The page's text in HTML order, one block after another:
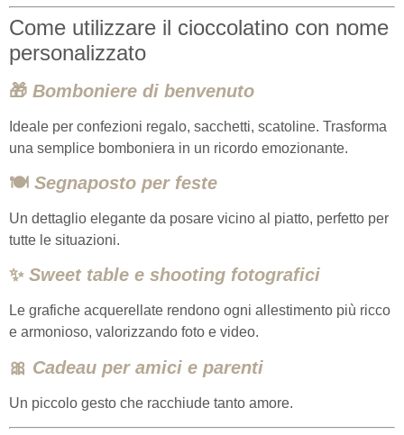
Come utilizzare il cioccolatino con nome
personalizzato
🎁 Bomboniere di benvenuto
Ideale per confezioni regalo, sacchetti, scatoline. Trasforma
una semplice bomboniera in un ricordo emozionante.
🍽️ Segnaposto per feste
Un dettaglio elegante da posare vicino al piatto, perfetto per
tutte le situazioni.
✨ Sweet table e shooting fotografici
Le grafiche acquerellate rendono ogni allestimento più ricco
e armonioso, valorizzando foto e video.
🎀 Cadeau per amici e parenti
Un piccolo gesto che racchiude tanto amore.